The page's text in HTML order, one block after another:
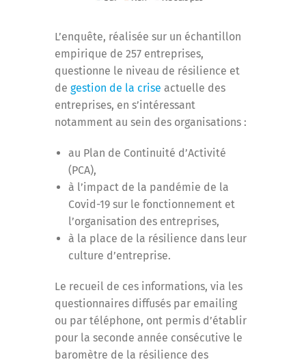
L’enquête, réalisée sur un échantillon
empirique de 257 entreprises,
questionne le niveau de résilience et
de gestion de la crise actuelle des
entreprises, en s’intéressant
notamment au sein des organisations :
au Plan de Continuité d’Activité
(PCA),
à l’impact de la pandémie de la
Covid-19 sur le fonctionnement et
l’organisation des entreprises,
à la place de la résilience dans leur
culture d’entreprise.
Le recueil de ces informations, via les
questionnaires diffusés par emailing
ou par téléphone, ont permis d’établir
pour la seconde année consécutive le
baromètre de la résilience des